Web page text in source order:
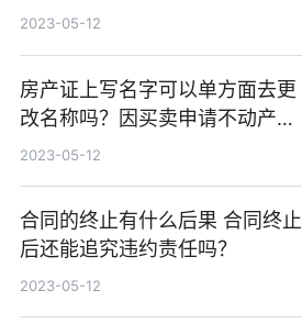
偿装修款？
2023-05-12
房产证上写名字可以单方面去更
改名称吗？因买卖申请不动产登
记的需要双方一起去办理吗？
2023-05-12
合同的终止有什么后果 合同终止
后还能追究违约责任吗？
2023-05-12